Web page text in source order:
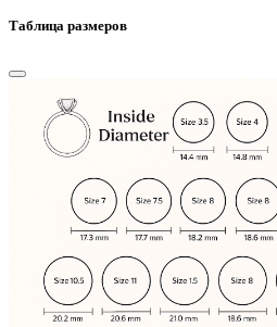
Таблица размеров